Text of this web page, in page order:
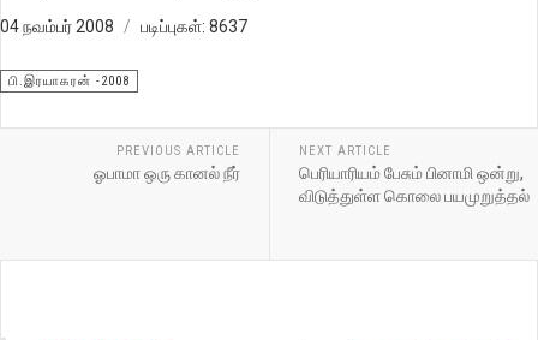
04 நவம்பர் 2008 படிப்புகள்: 8637
பி.இரயாகரன் -2008
PREVIOUS ARTICLE
ஓபாமா ஒரு கானல் நீர்
NEXT ARTICLE
பெரியாரியம் பேசும் பினாமி ஒன்று,
விடுத்துள்ள கொலை பயமுறுத்தல்